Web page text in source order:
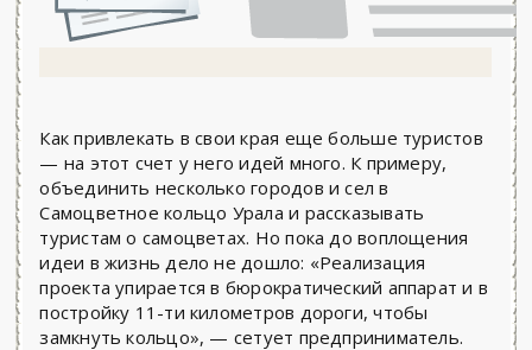
Как привлекать в свои края еще больше туристов
— на этот счет у него идей много. К примеру,
объединить несколько городов и сел в
Самоцветное кольцо Урала и рассказывать
туристам о самоцветах. Но пока до воплощения
идеи в жизнь дело не дошло: «Реализация
проекта упирается в бюрократический аппарат и в
постройку 11-ти километров дороги, чтобы
замкнуть кольцо», — сетует предприниматель.